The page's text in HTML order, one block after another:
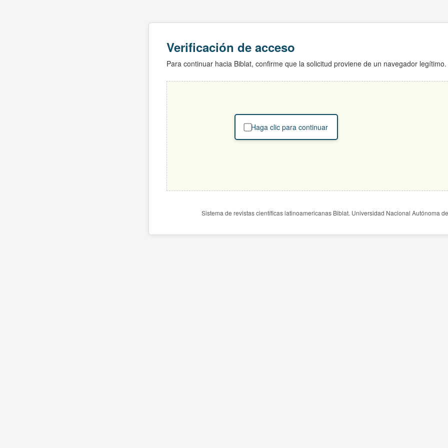
Verificación de acceso
Para continuar hacia Biblat, confirme que la solicitud proviene de un navegador legítimo.
Haga clic para continuar
Sistema de revistas científicas latinoamericanas Biblat. Universidad Nacional Autónoma